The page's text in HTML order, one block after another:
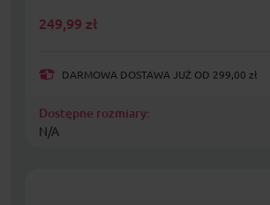
249,99 zł
DARMOWA DOSTAWA JUŻ OD 299,00 zł
Dostępne rozmiary:
N/A